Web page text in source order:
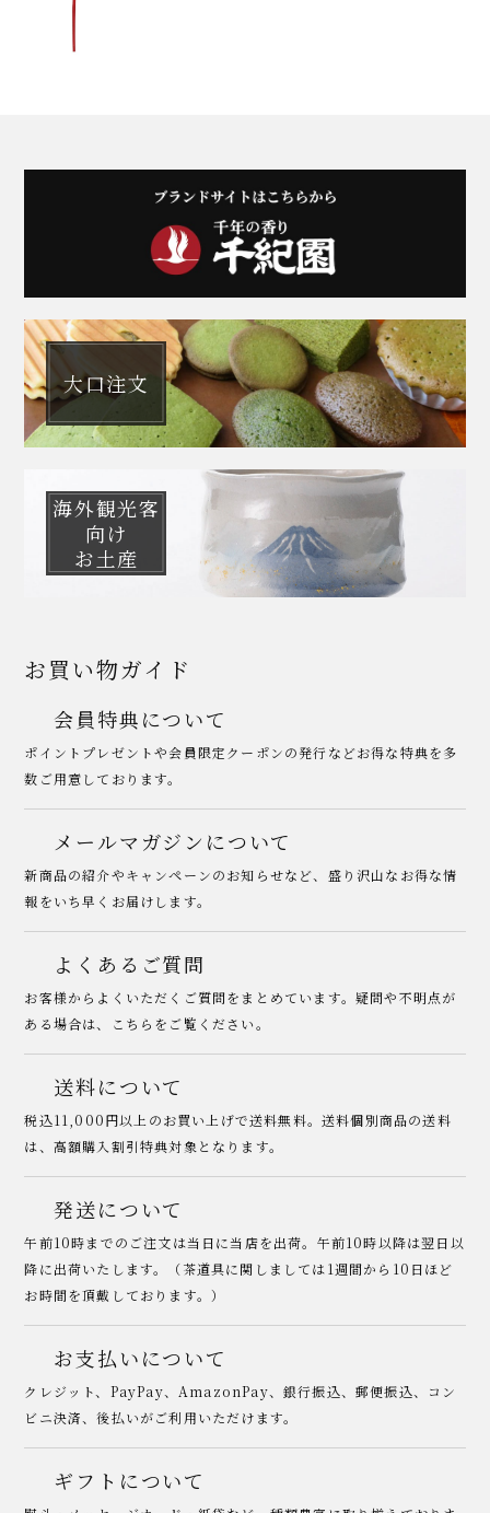
大口注文
海外観光客
向け
お土産
お買い物ガイド
会員特典について
ポイントプレゼントや会員限定クーポンの発行などお得な特典を多
数ご用意しております。
メールマガジンについて
新商品の紹介やキャンペーンのお知らせなど、盛り沢山なお得な情
報をいち早くお届けします。
よくあるご質問
お客様からよくいただくご質問をまとめています。疑問や不明点が
ある場合は、こちらをご覧ください。
送料について
税込11,000円以上のお買い上げで送料無料。送料個別商品の送料
は、高額購入割引特典対象となります。
発送について
午前10時までのご注文は当日に当店を出荷。午前10時以降は翌日以
降に出荷いたします。（茶道具に関しましては1週間から10日ほど
お時間を頂戴しております。）
お支払いについて
クレジット、PayPay、AmazonPay、銀行振込、郵便振込、コン
ビニ決済、後払いがご利用いただけます。
ギフトについて